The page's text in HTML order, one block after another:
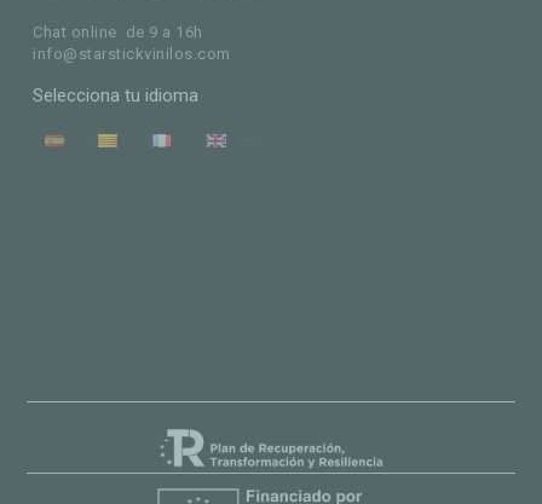
Chat online de 9 a 16h
info@starstickvinilos.com
Selecciona tu idioma
ES CA FR